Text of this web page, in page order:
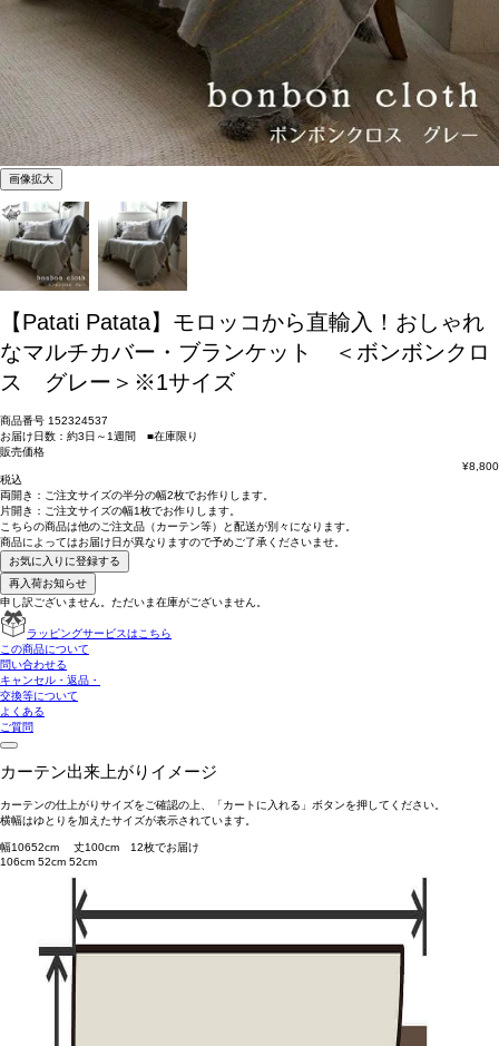
画像拡大
【Patati Patata】モロッコから直輸入！おしゃれ
なマルチカバー・ブランケット ＜ボンボンクロ
ス グレー＞※1サイズ
商品番号 152324537
お届け日数：約3日～1週間 ■在庫限り
販売価格
¥8,800
税込
両開き： ご注文サイズの半分の幅2枚でお作りします。
片開き： ご注文サイズの幅1枚でお作りします。
こちらの商品は他のご注文品（カーテン等）と配送が別々 になります。
商品によってはお届け日が異なりますので予めご了承くださいませ。
お気に入りに登録する
再入荷お知らせ
申し訳ございません。ただいま在庫がございません。
ラッピングサービスはこちら
この商品について
問い合わせる
キャンセル・返品・
交換等について
よくある
ご質問
カーテン出来上がりイメージ
カーテンの仕上がりサイズをご確認の上、「カートに入れる」ボタンを押してください。
横幅はゆとりを加えたサイズが表示されています。
幅10652cm 丈100cm 12枚でお届け
106cm 52cm 52cm